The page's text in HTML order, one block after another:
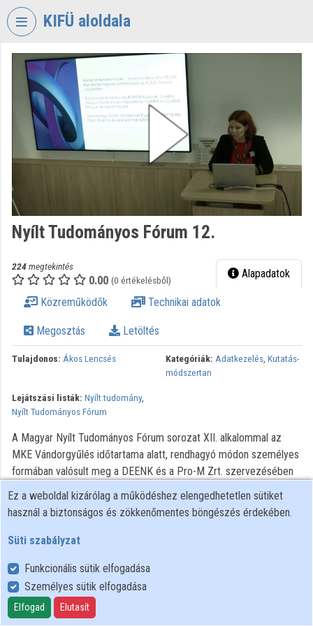
Fejléc kihagyása
KIFÜ aloldala
VIDEOTORIUM
KORMÁNYZATI
INFORMATIKAI
FEJLESZTÉSI
ÜGYNÖKSÉG
Intézményi felfedezés
Kategóriák
Intézményi listák
Intézmények
Közreműködők
Nyílt Tudományos Fórum 12.
224megtekintés
0.00 (0 értékelésből) Alapadatok
Közreműködők Technikai adatok
Megosztás Letöltés
Tulajdonos: Ákos Lencsés Kategóriák: Adatkezelés, Kutatás-
módszertan
Lejátszási listák: Nyílt tudomány,
Nyílt Tudományos Fórum
A Magyar Nyílt Tudományos Fórum sorozat XII. alkalommal az
MKE Vándorgyűlés időtartama alatt, rendhagyó módon személyes
formában valósult meg a DEENK és a Pro-M Zrt. szervezésében
2025. július 11-én. A fórum a nyílt tudomány, a technológiai
újítások és a kutatásértékelés aktuális trendjeit járta körül.
Program Kádárné Kelemen Ildikó – Lencsés Ákos (Pro-M Zrt.):
Kutatástámogatási lehetőségek az EOSC Gravity projektben
PATTERN: Open Science készségek fejlesztése Szepesvári
Krisztina (HUN-REN Központ, CoARA magyar munkacsoport
társelnök): CoARA és CoARA Magyar Nemzeti Fejezet
Ez a weboldal kizárólag a működéshez elengedhetetlen sütiket
használ a biztonságos és zökkenőmentes böngészés érdekében.
Süti szabályzat
Funkcionális sütik elfogadása
Személyes sütik elfogadása
Elfogad Elutasít